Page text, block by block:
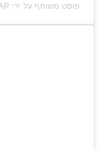
פוסט משותף על ידי ‏‎Harper’s BAZAAR‎‏ (@‏‎harpersbazaarus‎‏)